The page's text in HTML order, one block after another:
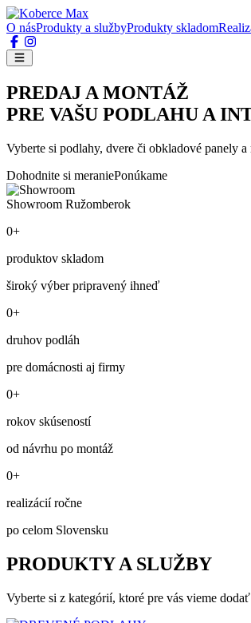
O násProdukty a službyProdukty skladom
PREDAJ A MONTÁŽ
PRE VAŠU PODLAHU A
Vyberte si podlahy, dvere či obkladové panely
Dohodnite si meraniePonúkame
Showroom Ružomberok
0+
produktov skladom
široký výber pripravený ihneď
0+
druhov podláh
pre domácnosti aj firmy
0+
rokov skúseností
od návrhu po montáž
0+
realizácií ročne
po celom Slovensku
PRODUKTY A SLUŽBY
Vyberte si z kategórií, ktoré pre vás vieme